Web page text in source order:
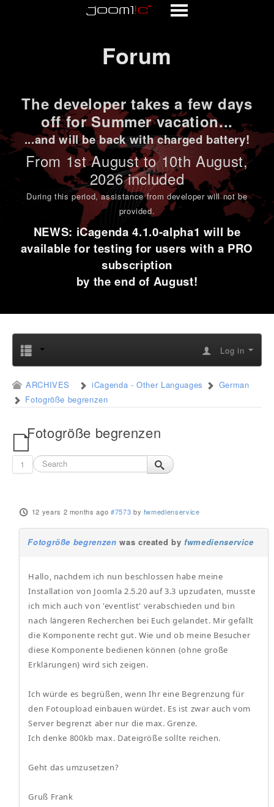
Forum
The developer takes a few days
off for Summer vacation...
...and will be back with charged battery!
From 1stAugust to 10th August,
2026 included
During this period,assistance from developer will not be
provided.
NEWS: iCagenda 4.1.0-alpha1 will be
available for testing for users with a PRO
subscription
by the end of August!
Log in
ARCHIVES iCagenda - Other Languages
German
Fotogröße begrenzen
Fotogröße begrenzen
1
12 years 2 months ago #7573 by fwmedienservice
Fotogröße begrenzen was created byfwmedienservice
Hallo, nachdem ich nun beschlossen habe meine
Installation von Joomla 2.5.20 auf 3.3 upzudaten, musste
ich mich auch von 'eventlist' verabschieden und bin
nach längeren Recherchen bei Euch gelandet. Mir gefällt
die Komponente recht gut. Wie und ob meine Besucher
diese Komponente bedienen können (ohne große
Erklärungen) wird sich zeigen.
Ich würde es begrüßen, wenn Ihr eine Begrenzung für
den Fotoupload einbauen würdet. Es ist zwar auch vom
Server begrenzt aber nur die max. Grenze.
Ich denke 800kb max. Dateigröße sollte reichen.
Geht das umzusetzen?
Gruß Frank